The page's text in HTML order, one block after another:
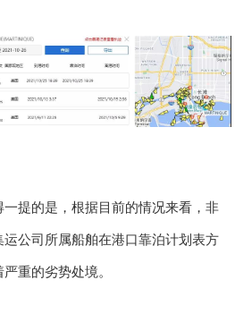
一提的是，根据目前的情况来看，非
运公司所属船舶在港口靠泊计划表方
重的劣势处境。